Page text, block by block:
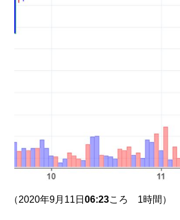
（2020年9月11日 06:23ころ 1時間）